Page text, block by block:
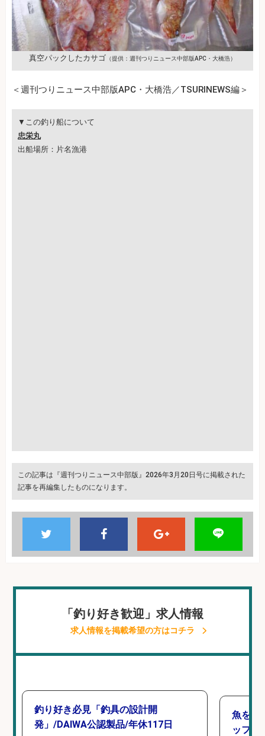
真空パックしたカサゴ （提供：週刊つりニュース中部版APC・大橋浩）
＜週刊つりニュース中部版APC・大橋浩／TSURINEWS編＞
▼この釣り船について
忠栄丸
出船場所：片名漁港
この記事は『週刊つりニュース中部版』2026年3月20日号に掲載された
記事を再編集したものになります。
「釣り好き歓迎」求人情報
求人情報を掲載希望の方はコチラ
釣り好き必見「釣具の設計開
発」/DAIWA公認製品/年休117日
魚をさ
ッフ」